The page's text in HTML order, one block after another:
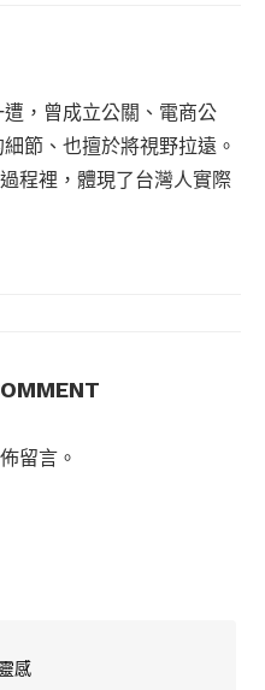
，曾成立公關、電商公
節、也擅於將視野拉遠。
程裡，體現了台灣人實際
留言。
感